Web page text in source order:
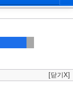
[닫기X]